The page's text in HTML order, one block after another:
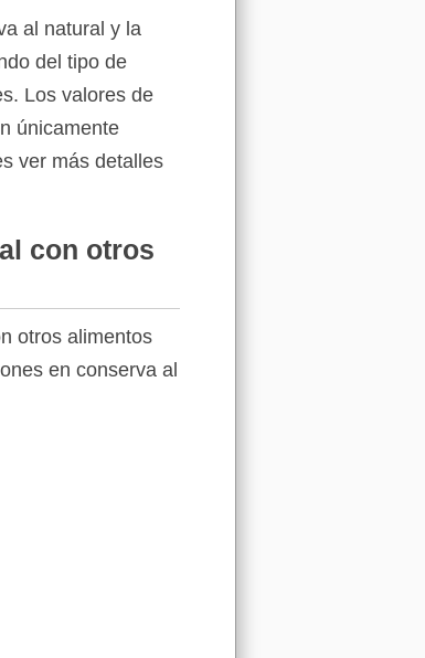
al natural y la
del tipo de
Los valores de
únicamente
ver más detalles
con otros
otros alimentos
en conserva al